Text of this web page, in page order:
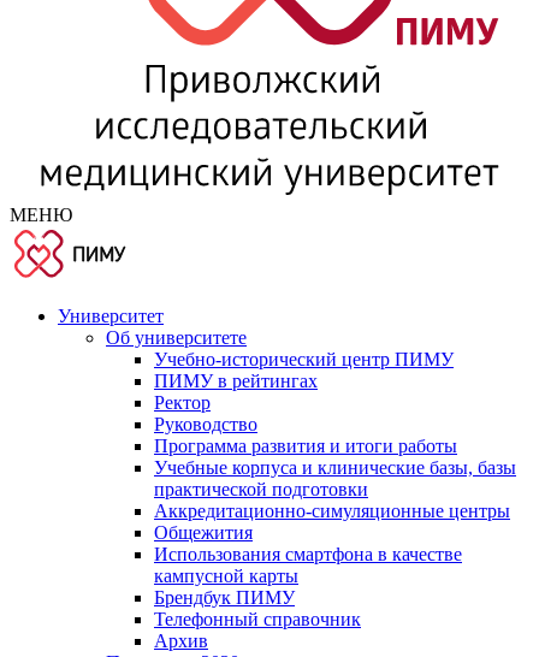
МЕНЮ
Университет
Об университете
Учебно-исторический центр ПИМУ
ПИМУ в рейтингах
Ректор
Руководство
Программа развития и итоги работы
Учебные корпуса и клинические базы, базы
практической подготовки
Аккредитационно-симуляционные центры
Общежития
Использования смартфона в качестве
кампусной карты
Брендбук ПИМУ
Телефонный справочник
Архив